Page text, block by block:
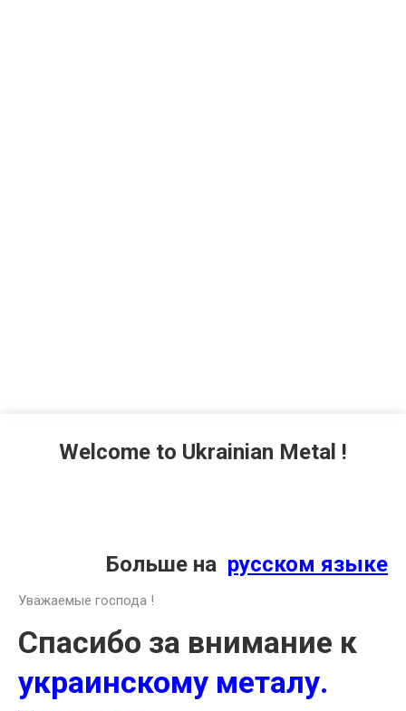
Welcome to Ukrainian Metal !
Больше на русском языке
Уважаемые господа !
Спасибо за внимание к
украинскому металу.